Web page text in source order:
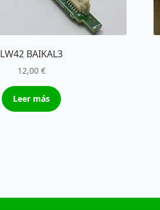
LW42 BAIKAL3
12,00 €
Leer más